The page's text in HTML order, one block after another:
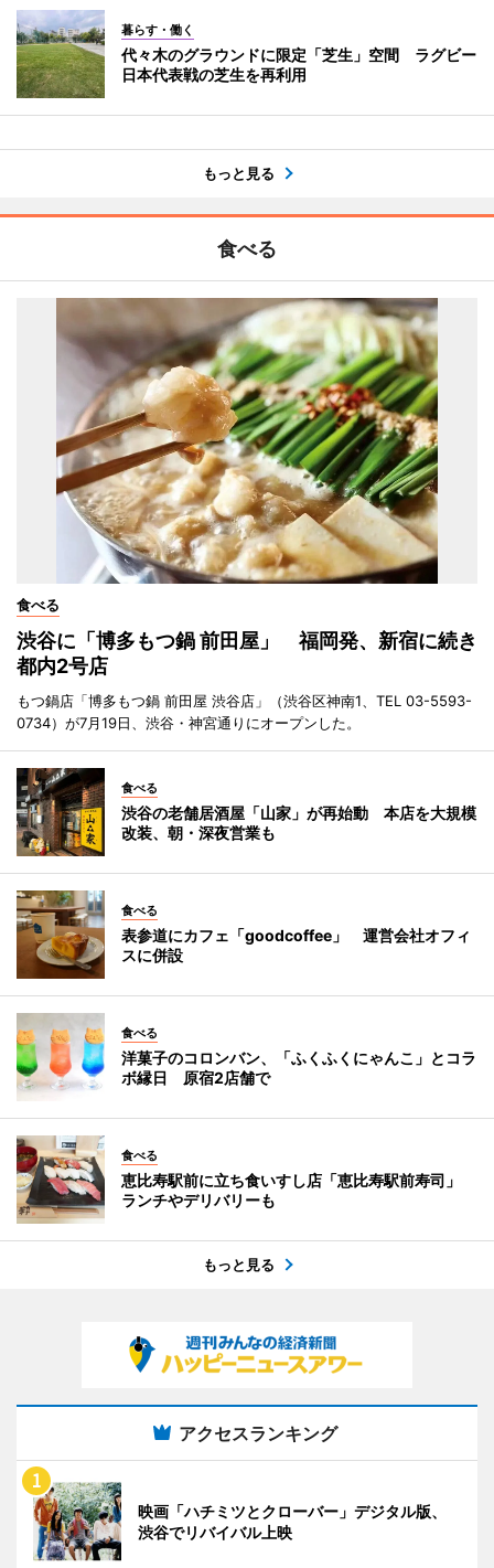
暮らす・働く
代々木のグラウンドに限定「芝生」空間 ラグビー
日本代表戦の芝生を再利用
もっと見る
食べる
食べる
渋谷に「博多もつ鍋 前田屋」 福岡発、新宿に続き
都内2号店
もつ鍋店「博多もつ鍋 前田屋 渋谷店」（渋谷区神南1、TEL 03-5593-
0734）が7月19日、渋谷・神宮通りにオープンした。
食べる
渋谷の老舗居酒屋「山家」が再始動 本店を大規模
改装、朝・深夜営業も
食べる
表参道にカフェ「goodcoffee」 運営会社オフィ
スに併設
食べる
洋菓子のコロンバン、「ふくふくにゃんこ」とコラ
ボ縁日 原宿2店舗で
食べる
恵比寿駅前に立ち食いすし店「恵比寿駅前寿司」
ランチやデリバリーも
もっと見る
アクセスランキング
映画「ハチミツとクローバー」デジタル版、
渋谷でリバイバル上映